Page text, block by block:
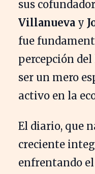
sus
Villanueva y
fue
percepción
ser un mero
activo en la
El diario, que
creciente
enfrentando